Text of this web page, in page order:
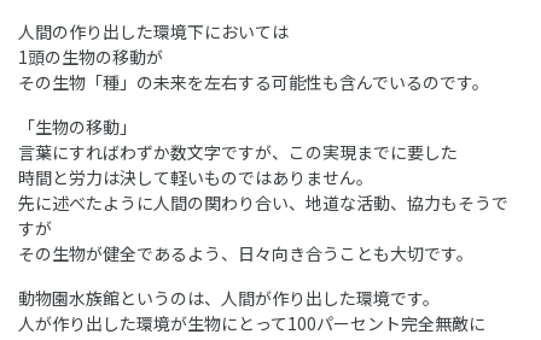
人間の作り出した環境下においては
1頭の生物の移動が
その生物「種」の未来を左右する可能性も含んでいるのです。
「生物の移動」
言葉にすればわずか数文字ですが、この実現までに要した
時間と労力は決して軽いものではありません。
先に述べたように人間の関わり合い、地道な活動、協力もそうで
すが
その生物が健全であるよう、日々向き合うことも大切です。
動物園水族館というのは、人間が作り出した環境です。
人が作り出した環境が生物にとって100パーセント完全無敵に